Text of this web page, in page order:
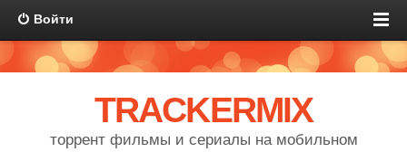
Войти
TRACKERMIX
торрент фильмы и сериалы на мобильном